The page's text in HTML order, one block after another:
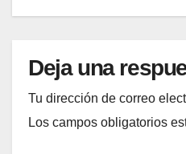
Deja una
Tu dirección de correo
Los campos obligatorios